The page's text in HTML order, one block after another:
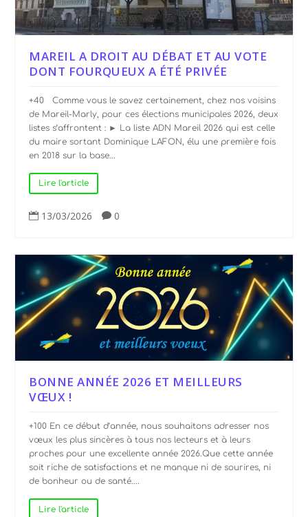
MAREIL A DROIT AU DÉBAT ET AU VOTE
DONT FOURQUEUX A ÉTÉ PRIVÉE
+40 Comme vous le savez certainement, chez nos voisins
de Mareil-Marly, pour ces élections municipales 2026, deux
listes s’affrontent : ► La liste ADN Mareil 2026 qui est celle
du maire sortant Dominique LAFON, élu une première fois
en 2018 sur la base...
Lire l'article
 13/03/2026  0
BONNE ANNÉE 2026 ET MEILLEURS
VŒUX !
+100 En ce début d’année, nous souhaitons adresser nos
vœux les plus sincères à tous nos lecteurs et à leurs
proches pour une excellente année 2026.Que cette année
soit riche de satisfactions et ne manque ni de sourires, ni
de bonheur ou de santé....
Lire l'article